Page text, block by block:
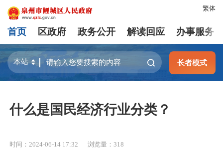
繁体
首页 区政府 政务公开 解读回应 办事服务
长者模式
什么是国民经济行业分类？
时间：2024-06-14 17:32 浏览量： 318